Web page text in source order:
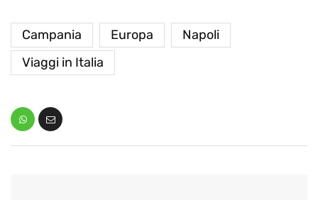
Campania Europa
Napoli
Viaggi in Italia